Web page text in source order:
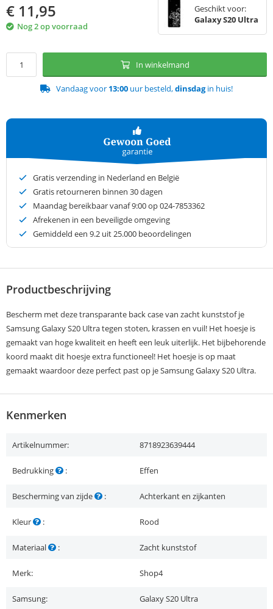
€ 11,95
Nog 2 op voorraad
Geschikt voor:
Galaxy S20 Ultra
In winkelmand
Vandaag voor 13:00 uur besteld,dinsdagin huis!
Gratis verzending in Nederland en België
Gratis retourneren binnen 30 dagen
Maandag bereikbaar vanaf 9:00 op 024-7853362
Afrekenen in een beveiligde omgeving
Gemiddeld een 9.2 uit 25.000 beoordelingen
Productbeschrijving
Bescherm met deze transparante back case van zacht kunststof je
Samsung Galaxy S20 Ultra tegen stoten, krassen en vuil! Het hoesje is
gemaakt van hoge kwaliteit en heeft een leuk uiterlijk. Het bijbehorende
koord maakt dit hoesje extra functioneel! Het hoesje is op maat
gemaakt waardoor deze perfect past op je Samsung Galaxy S20 Ultra.
Kenmerken
Artikelnummer: 8718923639444
Bedrukking : Effen
Bescherming van zijde : Achterkant en zijkanten
Kleur : Rood
Materiaal : Zacht kunststof
Merk: Shop4
Samsung: Galaxy S20 Ultra